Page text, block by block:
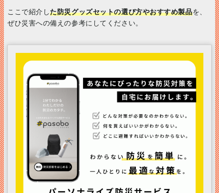
ここで紹介した防災グッズセットの選び方やおすすめ製品を、
ぜひ災害への備えの参考にしてください。